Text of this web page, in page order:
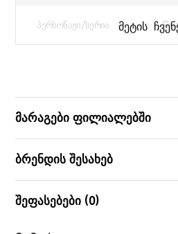
ᲞᲔᲠᲡᲝᲜᲐᲟᲘ/ᲡᲔᲠᲘᲐ ᲛᲔᲢᲘᲡ
მარაგები ფილიალებში
ბრენდის შესახებ
შეფასებები (0)